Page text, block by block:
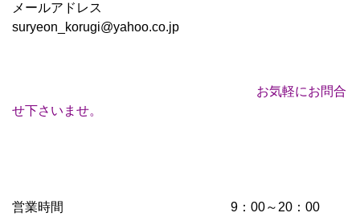
メールアドレス
suryeon_korugi@yahoo.co.jp
お気軽にお問合
せ下さいませ。
営業時間 9：00～20：00